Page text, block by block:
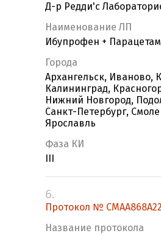
Д-р Редди'с
Наименование ЛП
Ибупрофен +
Города
Архангельск, Иваново,
Калининград,
Нижний Новгород,
Санкт-Петербург,
Ярославль
Фаза КИ
6.
Протокол №
Название протокола